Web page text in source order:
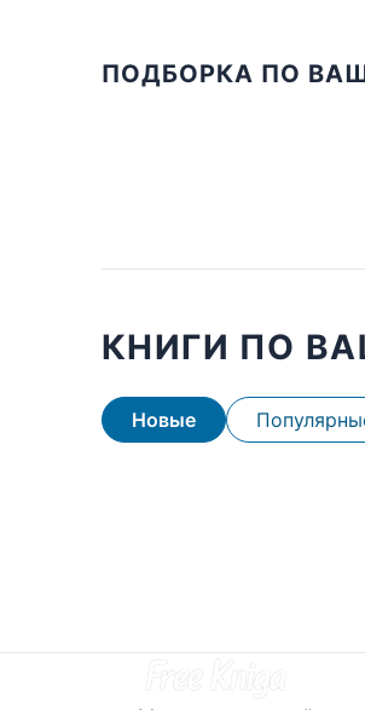
ПОДБОРКА ПО
КНИГИ ПО
Новые